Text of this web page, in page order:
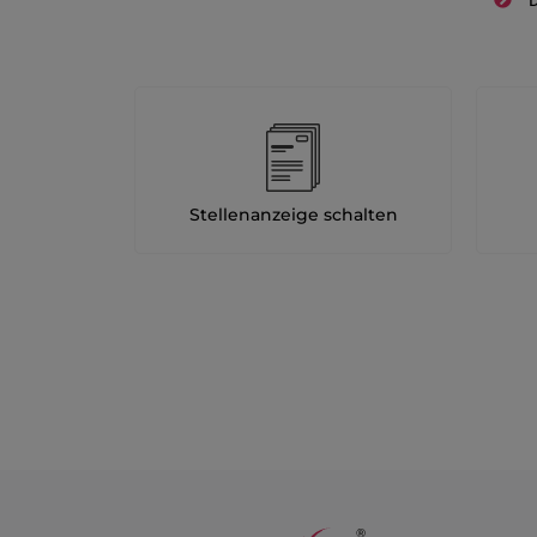
Stellenanzeige schalten